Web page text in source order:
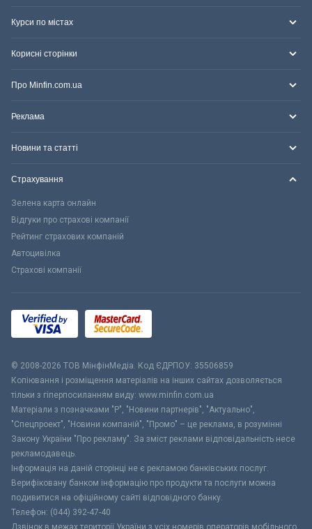
Курси по містах
Корисні сторінки
Про Minfin.com.ua
Реклама
Новини та статті
Страхування
Зелена карта онлайн
Відгуки про страхові компанії
Рейтинг страхових компаній
Автоцивілка
Страхові компанії
© 2008-2026 ТОВ МiнфiнМедiа. Код ЄДРПОУ: 35506859
Копіювання і розміщення матеріалів на інших сайтах дозволяється
тільки з гіперпосиланням виду: www.minfin.com.ua
Матеріали з позначками "Р", "Новини партнерів", "Актуально",
"Спецпроект", "Новини компаній", "Промо" – це реклама, в розумінні
Закону України "Про рекламу". За зміст реклами відповідальність несе
рекламодавець.
Інформація на даній сторінці не є рекламою банківських послуг.
Верифіковану банком інформацію про продукти та послуги можна
подивитися на офіційному сайті відповідного банку.
Телефон: (044) 392-47-40
Дзвінок в межах території України з усіх номерів операторів мобільного